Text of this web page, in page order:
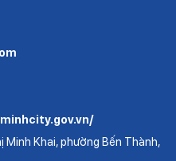
Minh Khai, phường Bến Thành,